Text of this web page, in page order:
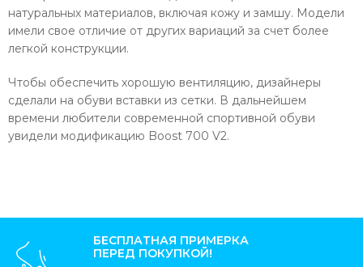
натуральных материалов, включая кожу и замшу. Модели
имели свое отличие от других вариаций за счет более
легкой конструкции.
Чтобы обеспечить хорошую вентиляцию, дизайнеры
сделали на обуви вставки из сетки. В дальнейшем
времени любители современной спортивной обуви
увидели модификацию Boost 700 V2.
БЕСПЛАТНАЯ ПРИМЕРКА
ПЕРЕД ПОКУПКОЙ!